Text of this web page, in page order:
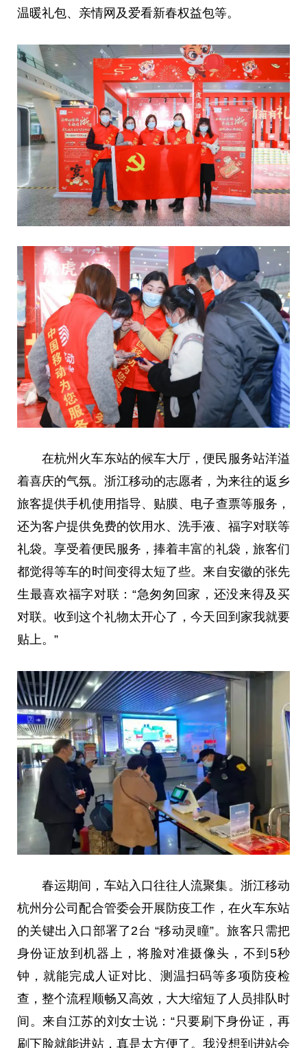
温暖礼包、亲情网及爱看新春权益包等。
在杭州火车东站的候车大厅，便民服务站洋溢
着喜庆的气氛。浙江移动的志愿者，为来往的返乡
旅客提供手机使用指导、贴膜、电子查票等服务，
还为客户提供免费的饮用水、洗手液、福字对联等
礼袋。享受着便民服务，捧着丰富的礼袋，旅客们
都觉得等车的时间变得太短了些。来自安徽的张先
生最喜欢福字对联：“急匆匆回家，还没来得及买
对联。收到这个礼物太开心了，今天回到家我就要
贴上。”
春运期间，车站入口往往人流聚集。浙江移动
杭州分公司配合管委会开展防疫工作，在火车东站
的关键出入口部署了2台 “移动灵瞳”。旅客只需把
身份证放到机器上，将脸对准摄像头，不到5秒
钟，就能完成人证对比、测温扫码等多项防疫检
查，整个流程顺畅又高效， 大大缩短了人员排队时
间。来自江苏的刘女士说：“只要刷下身份证 ，再
刷下脸就能进站，真是太方便了。我没想到进站会